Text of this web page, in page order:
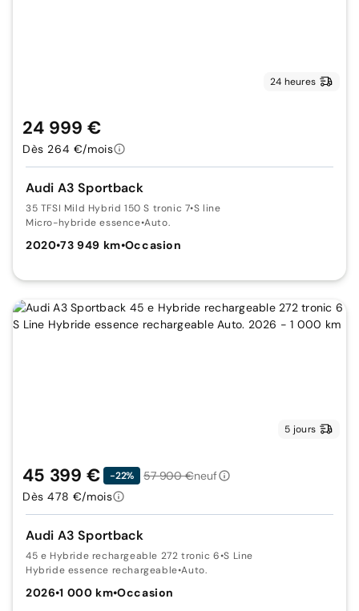
24 heures
Audi A3 Sportback
35 TFSI Mild Hybrid 150 S tronic 7•S line
Micro-hybride essence•Auto.
2020•73 949 km•Occasion
24 999 €
Dès 264 €/mois
5 jours
Audi A3 Sportback
45 e Hybride rechargeable 272 tronic 6•S Line
Hybride essence rechargeable•Auto.
2026•1 000 km•Occasion
45 399 € -22% 57 900 €neuf
Dès 478 €/mois